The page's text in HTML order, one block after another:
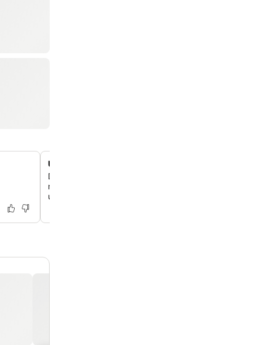
Uovertruffen adgang til offentlig transport
Du har direkte adgang til sporvognslinje D lige udenfor
metrolinjen inden for 5 minutters gang, hvilket
ubesværet med Wiens centrum og attraktioner.